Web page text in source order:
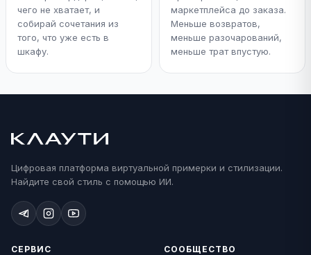
чего не хватает, и
собирай сочетания из
того, что уже есть в
шкафу.
маркетплейса до заказа.
Меньше возвратов,
меньше разочарований,
меньше трат впустую.
Цифровая платформа виртуальной примерки и стилизации.
Найдите свой стиль с помощью ИИ.
СЕРВИС СООБЩЕСТВО